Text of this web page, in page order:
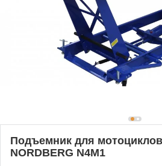
Подъемник для
NORDBERG N4M1